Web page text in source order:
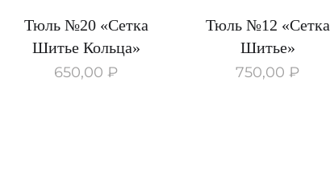
Тюль №20 «Сетка
Шитье Кольца»
650,00₽
Тюль №12 «Сетка
Шитье»
750,00₽